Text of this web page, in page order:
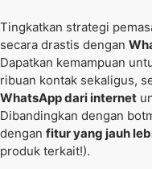
Tingkatkan strategi
secara drastis dengan
Dapatkan kemampuan
ribuan kontak sekaligus,
WhatsApp dari internet
Dibandingkan dengan
dengan fitur yang jauh
produk terkait!).